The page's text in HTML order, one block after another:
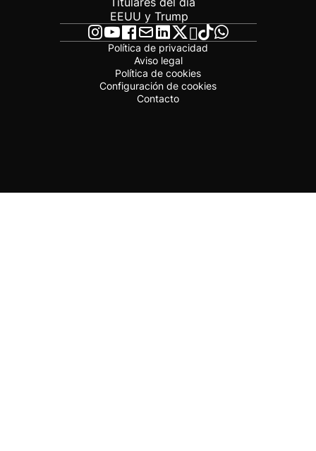
EEUU y Trump
Política de privacidad
Aviso legal
Política de cookies
Configuración de cookies
Contacto